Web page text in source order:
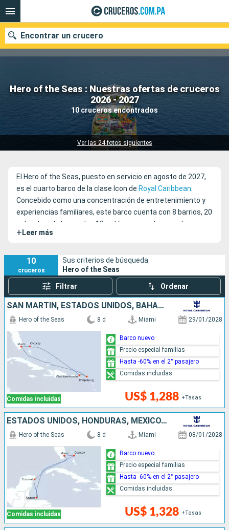
Hero of the Seas : Nuestras ofertas de cruceros
2026 - 2027
10 cruceros encontrados
Ver las 24 fotos siguientes
Encontrar un crucero
Nuestros destinos
Fecha de salida
El Hero of the Seas, puesto en servicio en agosto de 2027,
es el cuarto barco de la clase Icon de Royal Caribbean.
Concebido como una concentración de entretenimiento y
experiencias familiares, este barco cuenta con 8 barrios, 20
cubiertas, de las cuales 18 están reservadas para los
pasajeros, 2.814 camarotes y una capacidad de 5.654
eslora y 248.663 GT, el Hero of the Seas se impone entre los
barcos de crucero más impresionantes de su generación.
Sus sister-ships son el
, el
Star of the Seas
y elLegend of the Seas.
+ Leer más
10
cruceros
Sus criterios de búsqueda:
Hero of the Seas
Filtrar Ordenar
SAN MARTÍN, ESTADOS UNIDOS, BAHAMAS
Comidas incluidas
Hero of the Seas 8 d Miami 29/01/2028
US$ 1,288 +Tasas
Barco nuevo
Precio especial familias
Hasta -60% en el 2° pasajero
Comidas incluidas
ESTADOS UNIDOS, HONDURAS, MÉXICO, BAHAMAS
Comidas incluidas
Hero of the Seas 8 d Miami 08/01/2028
US$ 1,328 +Tasas
Barco nuevo
Precio especial familias
Hasta -60% en el 2° pasajero
Comidas incluidas